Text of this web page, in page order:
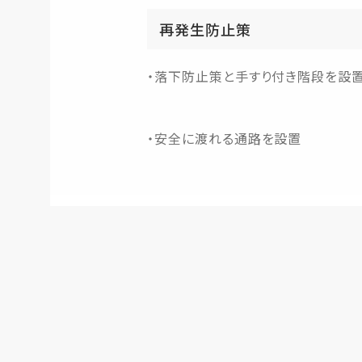
再発生防止策
・落下防止策と手すり付き階段を設
・安全に渡れる通路を設置